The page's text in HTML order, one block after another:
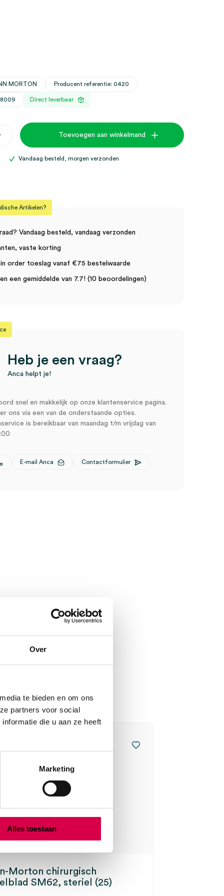
Over
te bieden en om ons
partners voor social
die u aan ze heeft
Marketing
Alles toestaan
MORTON Producent referentie: 0420
Direct leverbaar
Toevoegen aan winkelmand
Vandaag besteld, morgen verzonden
Artikelen?
Vandaag besteld, vandaag verzonden
vaste korting
order toeslag vanaf €75 bestelwaarde
een gemiddelde van 7.7! (10 beoordelingen)
Heb je een vraag?
Anca helpt je!
snel en makkelijk op onze klantenservice pagina.
ons via een van de onderstaande opties.
is bereikbaar van maandag t/m vrijdag van
E-mail Anca Contactformulier
Morton chirurgisch
SM62, steriel (25)